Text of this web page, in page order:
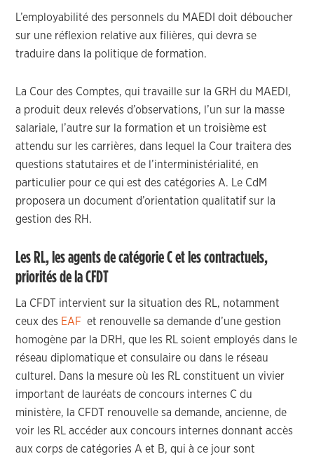
L’employabilité des personnels du MAEDI doit déboucher
sur une réflexion relative aux filières, qui devra se
traduire dans la politique de formation.
La Cour des Comptes, qui travaille sur la GRH du MAEDI,
a produit deux relevés d’observations, l’un sur la masse
salariale, l’autre sur la formation et un troisième est
attendu sur les carrières, dans lequel la Cour traitera des
questions statutaires et de l’interministérialité, en
particulier pour ce qui est des catégories A. Le CdM
proposera un document d’orientation qualitatif sur la
gestion des RH.
Les RL, les agents de catégorie C et les contractuels,
priorités de la CFDT
La CFDT intervient sur la situation des RL, notamment
ceux des EAF et renouvelle sa demande d’une gestion
homogène par la DRH, que les RL soient employés dans le
réseau diplomatique et consulaire ou dans le réseau
culturel. Dans la mesure où les RL constituent un vivier
important de lauréats de concours internes C du
ministère, la CFDT renouvelle sa demande, ancienne, de
voir les RL accéder aux concours internes donnant accès
aux corps de catégories A et B, qui à ce jour sont